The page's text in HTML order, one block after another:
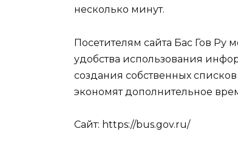
несколько минут.
Посетителям сайта Бас Гов Ру
удобства использования
создания собственных
экономят дополнительное
Сайт: https://bus.gov.ru/